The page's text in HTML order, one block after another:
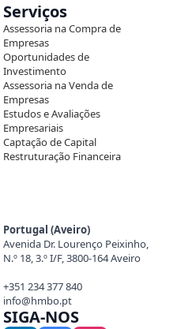
Serviços
Assessoria na Compra de
Empresas
Oportunidades de
Investimento
Assessoria na Venda de
Empresas
Estudos e Avaliações
Empresariais
Captação de Capital
Restruturação Financeira
Portugal (Aveiro)
Avenida Dr. Lourenço Peixinho,
N.º 18, 3.º I/F, 3800-164 Aveiro
+351 234 377 840
info@hmbo.pt
SIGA-NOS